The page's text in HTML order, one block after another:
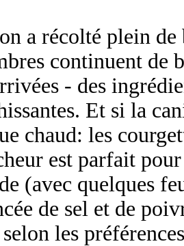
a récolté plein de
continuent de
- des
Et si la
chaud: les
est parfait
(avec quelques
de sel et de
les